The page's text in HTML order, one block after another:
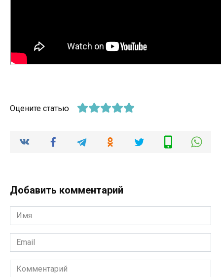
Оцените статью
Добавить комментарий
Имя
*
Email
*
Комментарий